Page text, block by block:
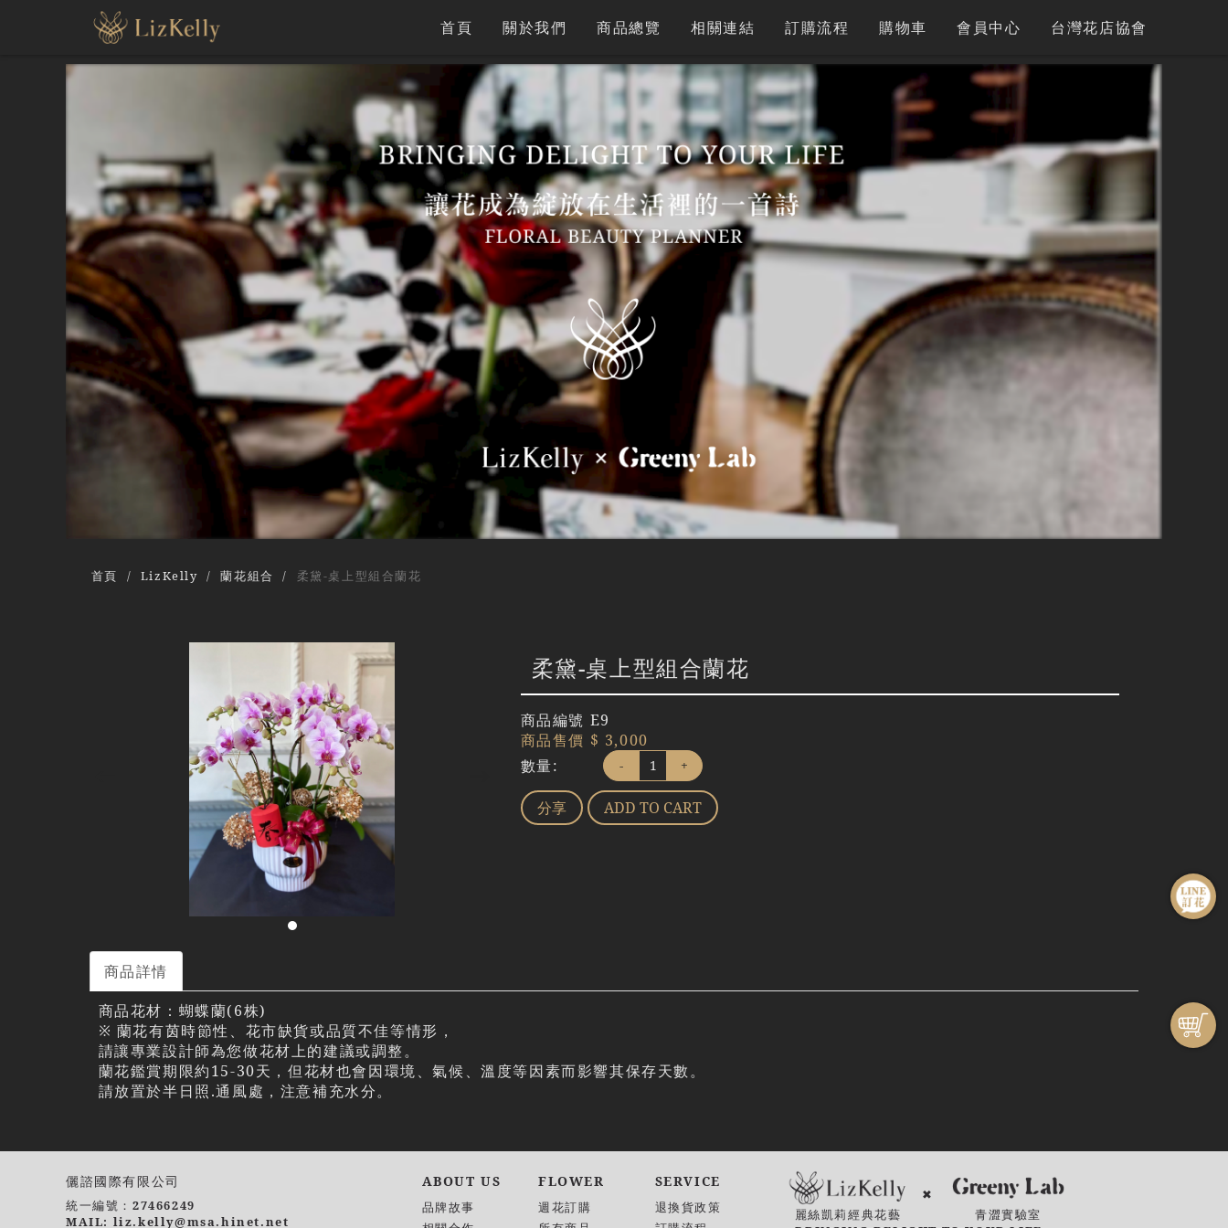
首頁 關於我們 商品總覽 相關連結 訂購流程 購物車 會員中心 台灣花店協會
首頁 LizKelly 蘭花組合 柔黛-桌上型組合蘭花
柔黛-桌上型組合蘭花
商品編號 E9
商品售價 $ 3,000
數量:
- +
分享 ADD TO CART
商品詳情
商品花材：蝴蝶蘭(6株)
※ 蘭花有茵時節性、花市缺貨或品質不佳等情形，
請讓專業設計師為您做花材上的建議或調整。
蘭花鑑賞期限約15-30天，但花材也會因環境、氣候、溫度等因素而影響其保存天數。
請放置於半日照.通風處，注意補充水分。
儷諮國際有限公司
統一編號：27466249
MAIL: liz.kelly@msa.hinet.net
ABOUT US
品牌故事
FLOWER
週花訂購
SERVICE
退換貨政策
麗絲凱莉經典花藝
✖
青澀實驗室